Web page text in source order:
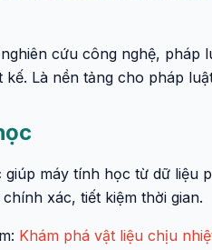
cứu công nghệ, pháp
kế. Là nền tảng cho pháp
giúp máy tính học từ dữ liệu
xác, tiết kiệm thời gian.
Khám phá vật liệu chịu